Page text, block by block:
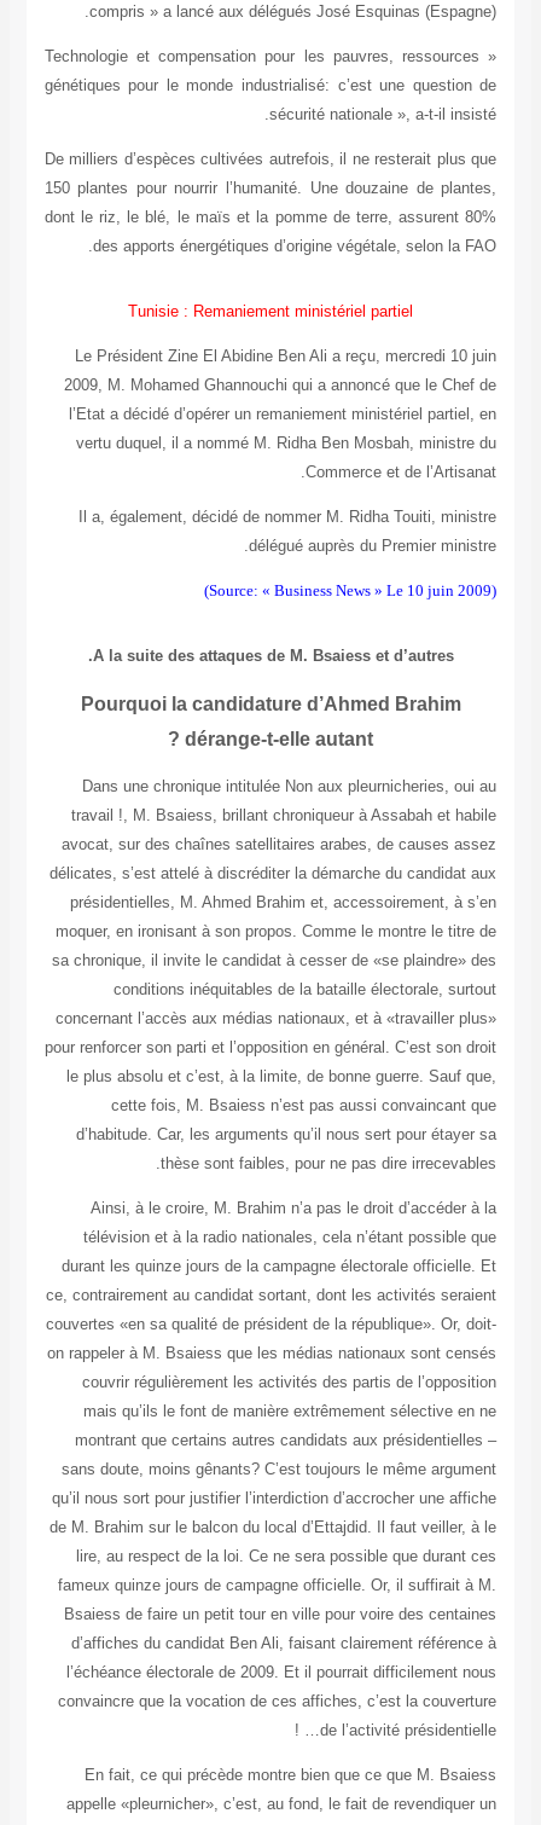
«
génétiques
De milliers
150 plantes
dont le riz,
des
Le
2009, M.
l’Etat a
vertu
Il a,
Dans
travail !,
avocat,
délicates,
moquer, en
sa
concernant
pour
le plus
Ainsi,
durant les
ce,
couvertes
on rappeler
couvrir
mais
montrant
sans
qu’il nous
de M.
lire, au
fameux
Bsaiess
convaincre
En fait,
appelle